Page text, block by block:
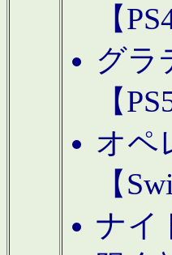
【
グラ
【
オペ
【
ナイ